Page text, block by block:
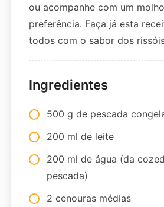
ou acompanhe com um
preferência. Faça já esta
todos com o sabor dos
Ingredientes
500 g de pescada
200 ml de leite
200 ml de água (da
pescada)
2 cenouras médias